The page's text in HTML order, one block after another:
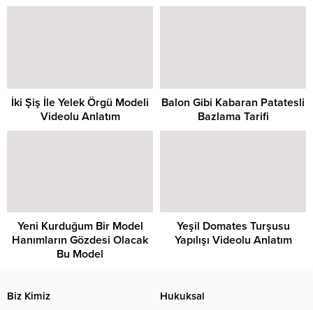
İki Şiş İle Yelek Örgü Modeli
Videolu Anlatım
Balon Gibi Kabaran Patatesli
Bazlama Tarifi
Yeni Kurduğum Bir Model
Hanımların Gözdesi Olacak
Bu Model
Yeşil Domates Turşusu
Yapılışı Videolu Anlatım
Biz Kimiz Hukuksal